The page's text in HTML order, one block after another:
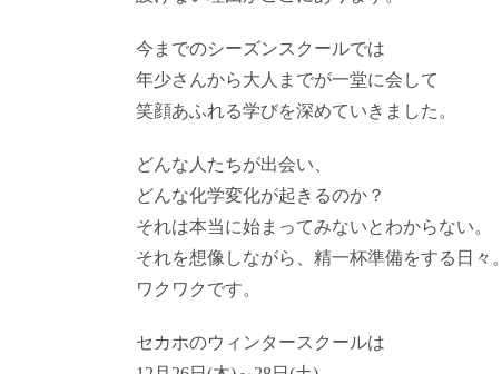
今までのシーズンスクールでは
年少さんから大人までが一堂に会して
笑顔あふれる学びを深めていきました。
どんな人たちが出会い、
どんな化学変化が起きるのか？
それは本当に始まってみないとわからない。
それを想像しながら、精一杯準備をする日々。
ワクワクです。
セカホのウィンタースクールは